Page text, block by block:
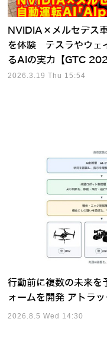
NVIDIA×メルセデス
を体験 テスラやウェ
るAIの実力【GTC
2026.3.19 Thu 15:54
行動前に複数の未来を
ォームを開発 アトラ
2026.8.5 Wed 14:30